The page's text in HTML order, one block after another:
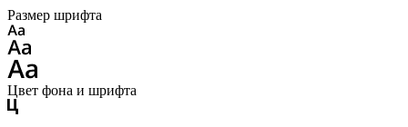
Размер шрифта
Цвет фона и шрифта